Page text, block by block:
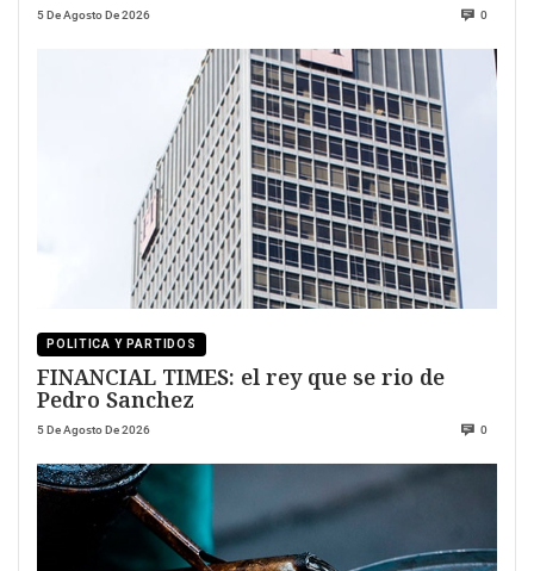
5 De Agosto De 2026 0
POLITICA Y PARTIDOS
FINANCIAL TIMES: el rey que se rio de
Pedro Sanchez
5 De Agosto De 2026 0